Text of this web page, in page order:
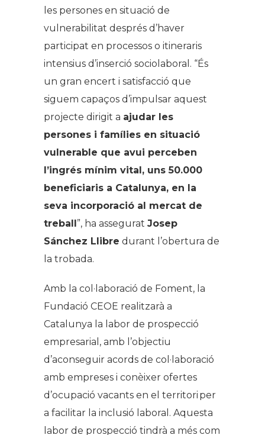
les persones en situació de
vulnerabilitat després d’haver
participat en processos o itineraris
intensius d’inserció sociolaboral. “És
un gran encert i satisfacció que
siguem capaços d’impulsar aquest
projecte dirigit a ajudar les
persones i famílies en situació
vulnerable que avui perceben
l’ingrés mínim vital, uns 50.000
beneficiaris a Catalunya, en la
seva incorporació al mercat de
treball”, ha assegurat Josep
Sánchez Llibre durant l’obertura de
la trobada.
Amb la col·laboració de Foment, la
Fundació CEOE realitzarà a
Catalunya la labor de prospecció
empresarial, amb l’objectiu
d’aconseguir acords de col·laboració
amb empreses i conèixer ofertes
d’ocupació vacants en el territori per
a facilitar la inclusió laboral. Aquesta
labor de prospecció tindrà a més com